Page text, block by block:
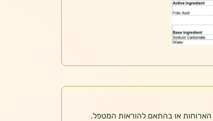
או בהתאם להוראות המטפל.